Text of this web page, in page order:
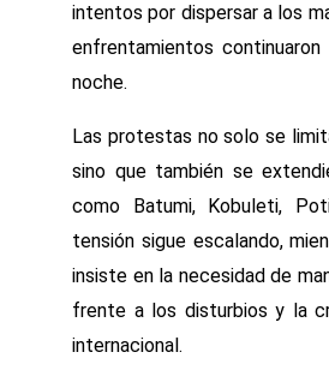
intentos por dispersar a los
enfrentamientos
noche.
Las protestas no solo se
sino que también se
como Batumi, Kobuleti,
tensión sigue escalando,
insiste en la necesidad de
frente a los disturbios y la
internacional.